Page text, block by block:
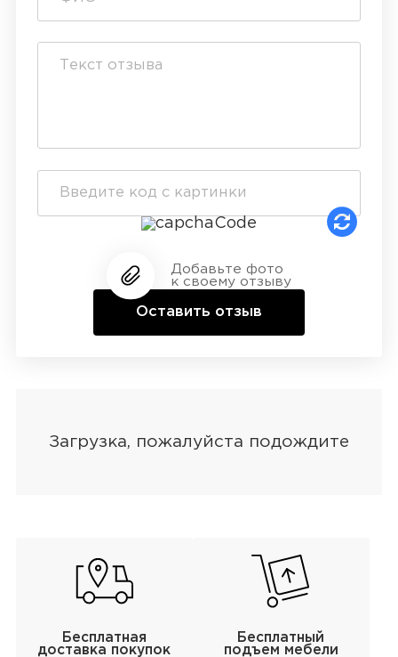
Добавьте фото
к своему отзыву
Оставить отзыв
Бесплатная
доставка покупок
Бесплатный
подъем мебели